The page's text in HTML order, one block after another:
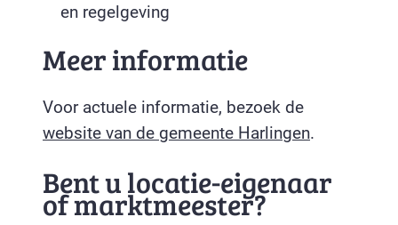
en regelgeving
Meer informatie
Voor actuele informatie, bezoek de
website van de gemeente Harlingen.
Bent u locatie-eigenaar
of marktmeester?